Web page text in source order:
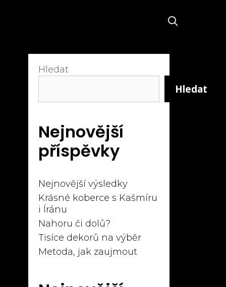
Hledat
Hledat
Nejnovější
příspěvky
Nejnovější výsledky
Krásné koberce s Kašmíru
i Íránu
Nahoru či dolů?
Tisíce dekorů na výběr
Metoda, jak zaujmout